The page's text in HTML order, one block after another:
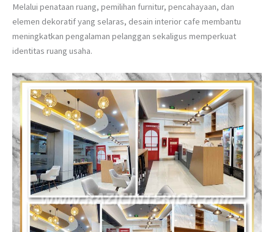
Melalui penataan ruang, pemilihan furnitur, pencahayaan, dan
elemen dekoratif yang selaras, desain interior cafe membantu
meningkatkan pengalaman pelanggan sekaligus memperkuat
identitas ruang usaha.